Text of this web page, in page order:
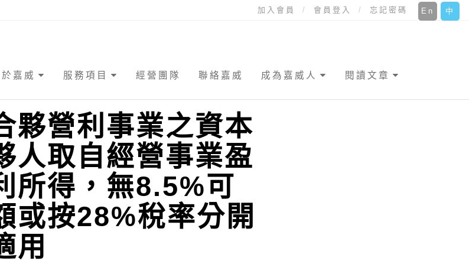
中
En
加入會員 會員登入 忘記密碼
於嘉威 服務項目 經營團隊 聯絡嘉威 成為嘉威人 閱讀文章
夥營利事業之資本
人取自經營事業盈
所得，無8.5%可
或按28%稅率分開
用